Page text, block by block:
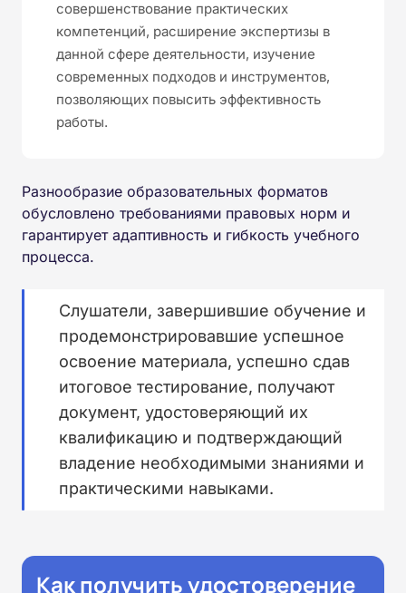
совершенствование практических
компетенций, расширение экспертизы в
данной сфере деятельности, изучение
современных подходов и инструментов,
позволяющих повысить эффективность
работы.
Разнообразие образовательных форматов
обусловлено требованиями правовых норм и
гарантирует адаптивность и гибкость учебного
процесса.
Слушатели, завершившие обучение и
продемонстрировавшие успешное
освоение материала, успешно сдав
итоговое тестирование, получают
документ, удостоверяющий их
квалификацию и подтверждающий
владение необходимыми знаниями и
практическими навыками.
Как получить удостоверение